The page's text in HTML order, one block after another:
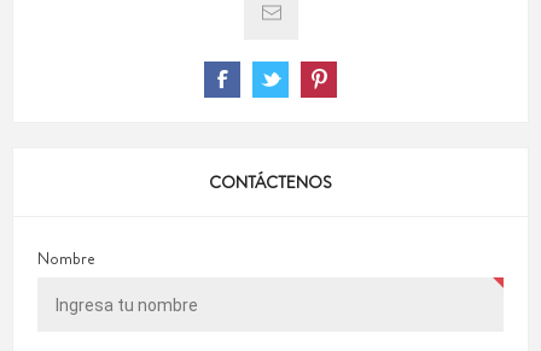
CONTÁCTENOS
Nombre